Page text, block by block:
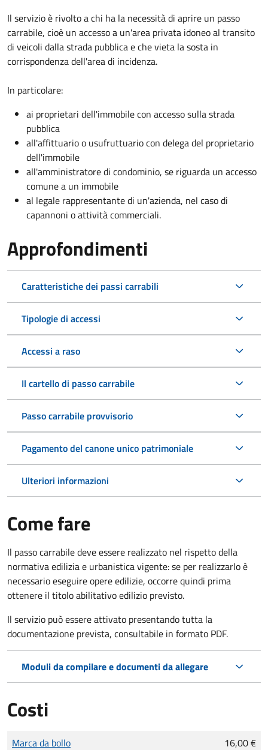
Il servizio è rivolto a chi ha la necessità di aprire un passo
carrabile, cioè un accesso a un'area privata idoneo al transito
di veicoli dalla strada pubblica e che vieta la sosta in
corrispondenza dell'area di incidenza.
In particolare:
ai proprietari dell'immobile con accesso sulla strada
pubblica
all'affittuario o usufruttuario con delega del proprietario
dell'immobile
all'amministratore di condominio, se riguarda un accesso
comune a un immobile
al legale rappresentante di un'azienda, nel caso di
capannoni o attività commerciali.
Approfondimenti
Caratteristiche dei passi carrabili
Tipologie di accessi
Accessi a raso
Il cartello di passo carrabile
Passo carrabile provvisorio
Pagamento del canone unico patrimoniale
Ulteriori informazioni
Come fare
Il passo carrabile deve essere realizzato nel rispetto della
normativa edilizia e urbanistica vigente: se per realizzarlo è
necessario eseguire opere edilizie, occorre quindi prima
ottenere il titolo abilitativo edilizio previsto.
Il servizio può essere attivato presentando tutta la
documentazione prevista, consultabile in formato PDF.
Moduli da compilare e documenti da allegare
Costi
Tipo di pagamento
Importo
Marca da bollo 16,00 €